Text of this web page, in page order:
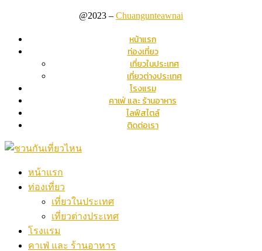
@2023 – Chuangunteawnai
หน้าแรก
ท่องเที่ยว
เที่ยวในประเทศ
เที่ยวต่างประเทศ
โรงแรม
คาเฟ่ และ ร้านอาหาร
ไลฟ์สไตล์
ติดต่อเรา
หน้าแรก
ท่องเที่ยว
เที่ยวในประเทศ
เที่ยวต่างประเทศ
โรงแรม
คาเฟ่ และ ร้านอาหาร